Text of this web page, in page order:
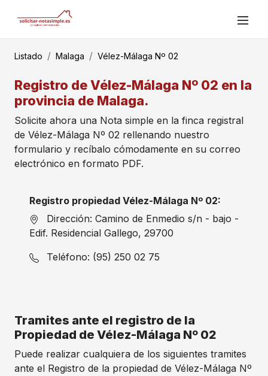
Listado Malaga Vélez-Málaga Nº 02
Registro de Vélez-Málaga Nº 02 en la
provincia de Malaga.
Solicite ahora una Nota simple en la finca registral
de Vélez-Málaga Nº 02 rellenando nuestro
formulario y recíbalo cómodamente en su correo
electrónico en formato PDF.
Registro propiedad Vélez-Málaga Nº 02:
Dirección: Camino de Enmedio s/n - bajo -
Edif. Residencial Gallego, 29700
Teléfono: (95) 250 02 75
Tramites ante el registro de la
Propiedad de Vélez-Málaga Nº 02
Puede realizar cualquiera de los siguientes tramites
ante el Registro de la propiedad de Vélez-Málaga Nº